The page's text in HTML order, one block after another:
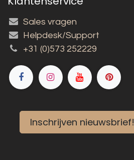
Sales vragen
Helpdesk/Support
+31 (0)573 252229
Inschrijven nieuwsbrief!